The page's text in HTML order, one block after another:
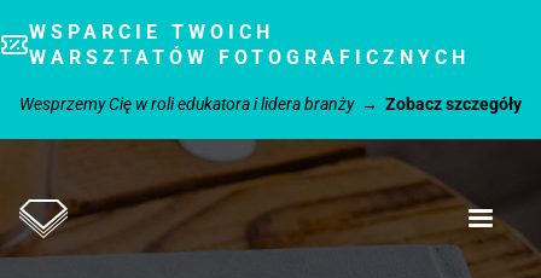
WSPARCIE TWOICH
WARSZTATÓW FOTOGRAFICZNYCH
Wesprzemy Cię w roli edukatora i lidera branży → Zobacz szczegóły